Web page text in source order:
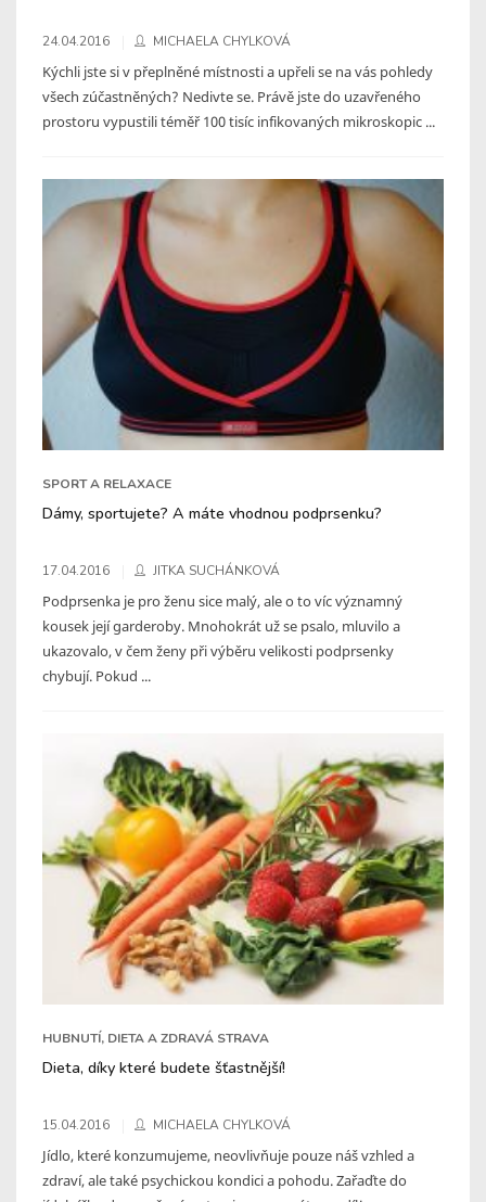
24.04.2016 MICHAELA CHYLKOVÁ
Kýchli jste si v přeplněné místnosti a upřeli se na vás pohledy
všech zúčastněných? Nedivte se. Právě jste do uzavřeného
prostoru vypustili téměř 100 tisíc infikovaných mikroskopic ...
SPORT A RELAXACE
Dámy, sportujete? A máte vhodnou podprsenku?
17.04.2016 JITKA SUCHÁNKOVÁ
Podprsenka je pro ženu sice malý, ale o to víc významný
kousek její garderoby. Mnohokrát už se psalo, mluvilo a
ukazovalo, v čem ženy při výběru velikosti podprsenky
chybují. Pokud ...
HUBNUTÍ, DIETA A ZDRAVÁ STRAVA
Dieta, díky které budete šťastnější!
15.04.2016 MICHAELA CHYLKOVÁ
Jídlo, které konzumujeme, neovlivňuje pouze náš vzhled a
zdraví, ale také psychickou kondici a pohodu. Zařaďte do